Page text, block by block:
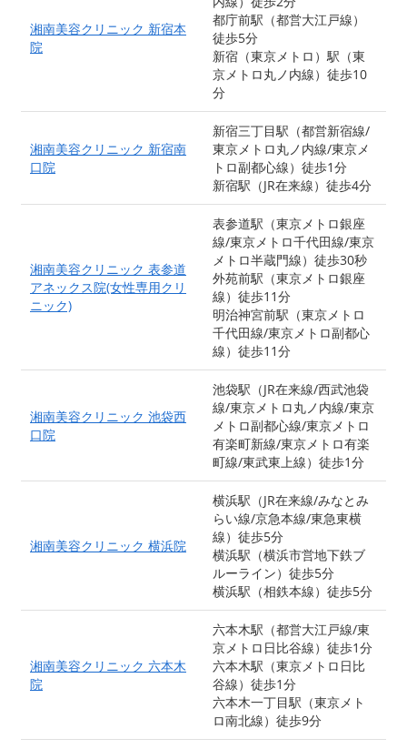
湘南美容クリニック 新宿本
院
都庁前駅（都営大江戸線）
徒歩5分
新宿（東京メトロ）駅（東
京メトロ丸ノ内線）徒歩10
分
湘南美容クリニック 新宿南
口院
新宿三丁目駅（都営新宿線/
東京メトロ丸ノ内線/東京メ
トロ副都心線）徒歩1分
新宿駅（JR在来線）徒歩4分
湘南美容クリニック 表参道
アネックス院(女性専用クリ
ニック)
表参道駅（東京メトロ銀座
線/東京メトロ千代田線/東京
メトロ半蔵門線）徒歩30秒
外苑前駅（東京メトロ銀座
線）徒歩11分
明治神宮前駅（東京メトロ
千代田線/東京メトロ副都心
線）徒歩11分
湘南美容クリニック 池袋西
口院
池袋駅（JR在来線/西武池袋
線/東京メトロ丸ノ内線/東京
メトロ副都心線/東京メトロ
有楽町新線/東京メトロ有楽
町線/東武東上線）徒歩1分
湘南美容クリニック 横浜院
横浜駅（JR在来線/みなとみ
らい線/京急本線/東急東横
線）徒歩5分
横浜駅（横浜市営地下鉄ブ
ルーライン）徒歩5分
横浜駅（相鉄本線）徒歩5分
湘南美容クリニック 六本木
院
六本木駅（都営大江戸線/東
京メトロ日比谷線）徒歩1分
六本木駅（東京メトロ日比
谷線）徒歩1分
六本木一丁目駅（東京メト
ロ南北線）徒歩9分